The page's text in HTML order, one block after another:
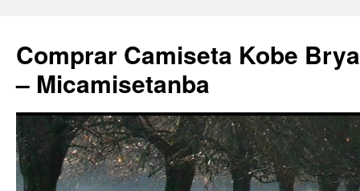
Comprar Camiseta Kobe
– Micamisetanba